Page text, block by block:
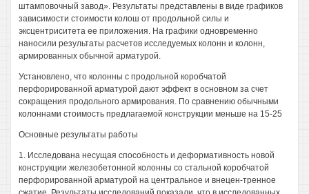
штамповочный завод». Результаты представлены в виде графиков
зависимости стоимости колош от продольной силы и
эксцентриситета ее приложения. На графики одновременно
наносили результаты расчетов исследуемых колонн и колонн,
армированных обычной арматурой.
Установлено, что колонны с продольной коробчатой
перфорированной арматурой дают эффект в основном за счет
сокращения продольного армирования. По сравнению обычными
колоннами стоимость предлагаемой конструкции меньше на 15-25
Основные результаты работы
1. Исследована несущая способность и деформативность новой
конструкции железобетонной колонны со стальной коробчатой
перфорированной арматурой на центральное и внецен-тренное